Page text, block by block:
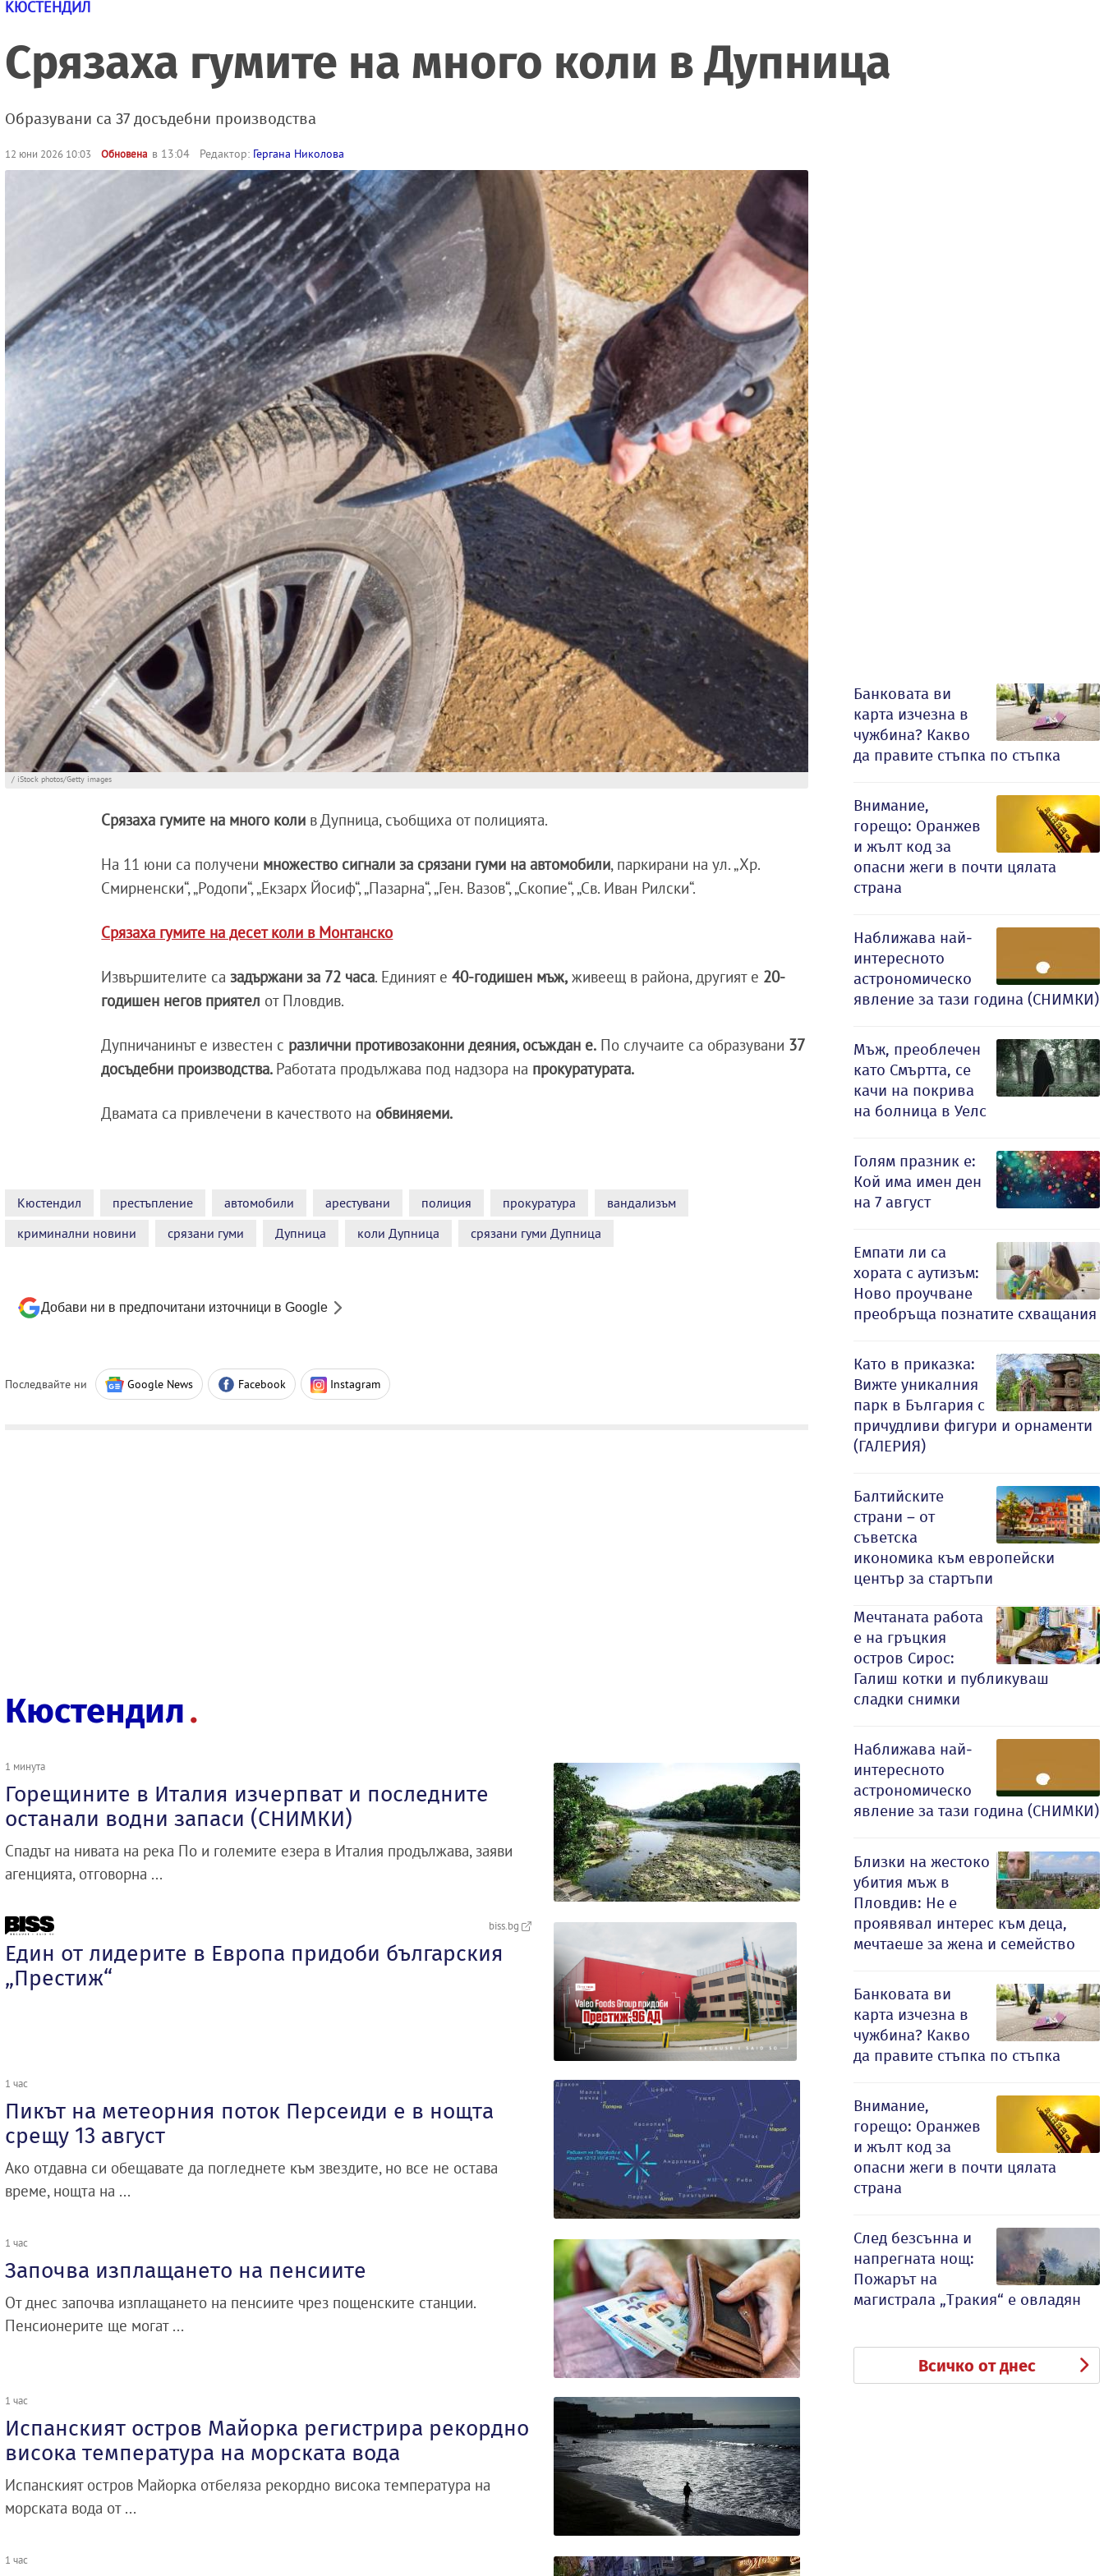
КЮСТЕНДИЛ
Срязаха гумите на много коли в Дупница
Образувани са 37 досъдебни производства
12 юни 2026 10:03 Обновена в 13:04 Редактор: Гергана Николова
/ iStock photos/Getty images
Срязаха гумите на много коли в Дупница, съобщиха от полицията.
На 11 юни са получени множество сигнали за срязани гуми на автомобили, паркирани на ул. „Хр.
Смирненски“, „Родопи“, „Екзарх Йосиф“, „Пазарна“, „Ген. Вазов“, „Скопие“, „Св. Иван Рилски“.
Срязаха гумите на десет коли в Монтанско
Извършителите са задържани за 72 часа. Единият е40-годишен мъж, живеещ в района, другият е 20-
годишен негов приятел от Пловдив.
Дупничанинът е известен с различни противозаконни деяния, осъждан е. По случаите са образувани 37
досъдебни производства. Работата продължава под надзора на прокуратурата.
Двамата са привлечени в качеството на обвиняеми.
Кюстендил престъпление автомобили арестувани полиция прокуратура
вандализъм
криминални новини
срязани гуми Дупница коли Дупница срязани гуми Дупница
Добави ни в предпочитани източници в Google
Последвайте ни Google News Facebook Instagram
Кюстендил
1 минута
Горещините в Италия изчерпват и последните
останали водни запаси (СНИМКИ)
Спадът на нивата на река По и големите езера в Италия продължава, заяви
агенцията, отговорна ...
biss.bg
Един от лидерите в Европа придоби българския
„Престиж“
1 час
Пикът на метеорния поток Персеиди е в нощта
срещу 13 август
Ако отдавна си обещавате да погледнете към звездите, но все не остава
време, нощта на ...
1 час
Започва изплащането на пенсиите
От днес започва изплащането на пенсиите чрез пощенските станции.
Пенсионерите ще могат ...
1 час
Испанският остров Майорка регистрира рекордно
висока температура на морската вода
Испанският остров Майорка отбеляза рекордно висока температура на
морската вода от ...
1 час
Банковата ви
карта изчезна в
чужбина? Какво
да правите стъпка по стъпка
Внимание,
горещо: Оранжев
и жълт код за
опасни жеги в почти цялата
страна
Наближава най-
интересното
астрономическо
явление за тази година (СНИМКИ)
Мъж, преоблечен
като Смъртта, се
качи на покрива
на болница в Уелс
Голям празник е:
Кой има имен ден
на 7 август
Емпати ли са
хората с аутизъм:
Ново проучване
преобръща познатите схващания
Като в приказка:
Вижте уникалния
парк в България с
причудливи фигури и орнаменти
(ГАЛЕРИЯ)
Балтийските
страни – от
съветска
икономика към европейски
център за стартъпи
Мечтаната работа
е на гръцкия
остров Сирос:
Галиш котки и публикуваш
сладки снимки
Наближава най-
интересното
астрономическо
явление за тази година (СНИМКИ)
Близки на жестоко
убития мъж в
Пловдив: Не е
проявявал интерес към деца,
мечтаеше за жена и семейство
Банковата ви
карта изчезна в
чужбина? Какво
да правите стъпка по стъпка
Внимание,
горещо: Оранжев
и жълт код за
опасни жеги в почти цялата
страна
След безсънна и
напрегната нощ:
Пожарът на
магистрала „Тракия“ е овладян
Всичко от днес